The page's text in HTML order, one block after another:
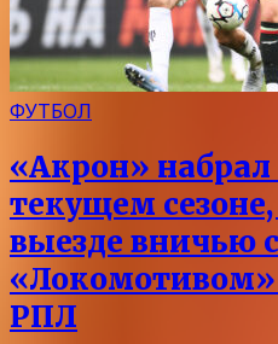
ФУТБОЛ
«Акрон» набрал
текущем
выезде вничью с
«Локомотивом»
РПЛ